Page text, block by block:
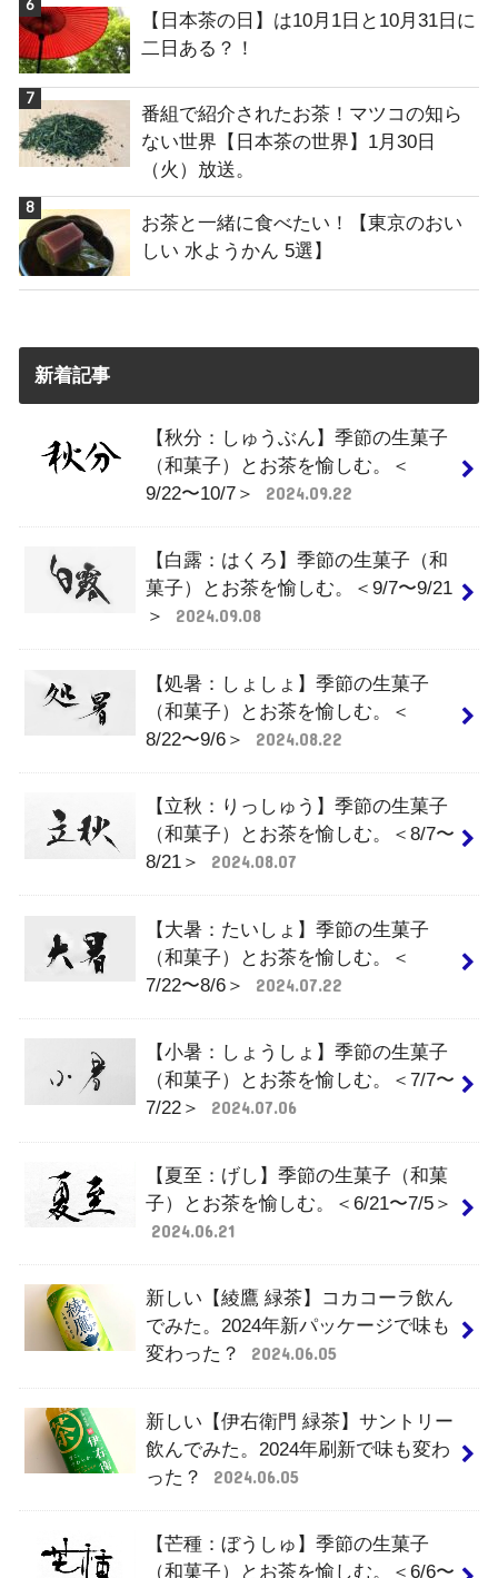
【日本茶の日】は10月1日と10月31日に
二日ある？！
番組で紹介されたお茶！マツコの知ら
ない世界【日本茶の世界】1月30日
（火）放送。
お茶と一緒に食べたい！【東京のおい
しい 水ようかん 5選】
新着記事
【秋分：しゅうぶん】季節の生菓子
（和菓子）とお茶を愉しむ。＜
9/22〜10/7＞
2024.09.22
【白露：はくろ】季節の生菓子（和
菓子）とお茶を愉しむ。＜9/7〜9/21
＞
2024.09.08
【処暑：しょしょ】季節の生菓子
（和菓子）とお茶を愉しむ。＜
8/22〜9/6＞
2024.08.22
【立秋：りっしゅう】季節の生菓子
（和菓子）とお茶を愉しむ。＜8/7〜
8/21＞
2024.08.07
【大暑：たいしょ】季節の生菓子
（和菓子）とお茶を愉しむ。＜
7/22〜8/6＞
2024.07.22
【小暑：しょうしょ】季節の生菓子
（和菓子）とお茶を愉しむ。＜7/7〜
7/22＞
2024.07.06
【夏至：げし】季節の生菓子（和菓
子）とお茶を愉しむ。＜6/21〜7/5＞
2024.06.21
新しい【綾鷹 緑茶】コカコーラ飲ん
でみた。2024年新パッケージで味も
変わった？
2024.06.05
新しい【伊右衛門 緑茶】サントリー
飲んでみた。2024年刷新で味も変わ
った？
2024.06.05
【芒種：ぼうしゅ】季節の生菓子
（和菓子）とお茶を愉しむ。＜6/6〜